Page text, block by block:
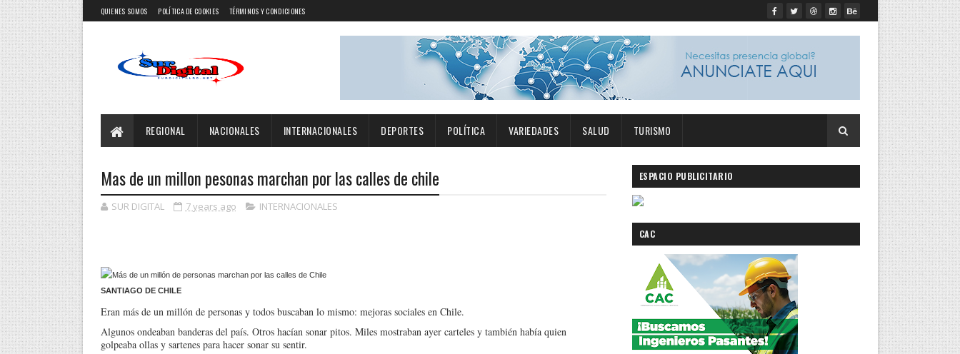
QUIENES SOMOS POLÍTICA DE COOKIES TÉRMINOS Y CONDICIONES
REGIONAL NACIONALES INTERNACIONALES DEPORTES POLÍTICA VARIEDADES SALUD TURISMO
Mas de un millon pesonas marchan por las calles de chile
SUR DIGITAL 7 years ago INTERNACIONALES
SANTIAGO DE CHILE
Eran más de un millón de personas y todos buscaban lo mismo: mejoras sociales en Chile.
Algunos ondeaban banderas del país. Otros hacían sonar pitos. Miles mostraban ayer carteles y también había quien
golpeaba ollas y sartenes para hacer sonar su sentir.
ESPACIO PUBLICITARIO
CAC